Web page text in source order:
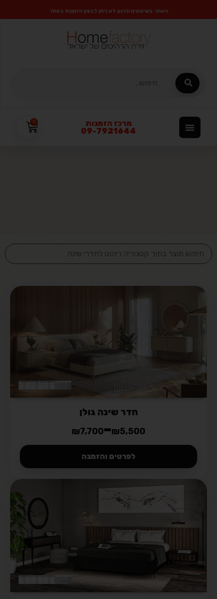
האתר בשיפוצים וכרגע לא ניתן לבצע הזמנות באתר
מרכז הזמנות
09-7921644
0
חדר שינה גולן
₪5,500
–
₪7,700